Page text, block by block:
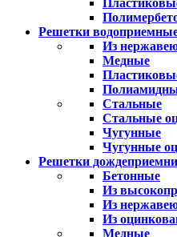
Решетки
Из
Медные
Стальные
Стальные
Чугунные
Чугунные
Решетки
Бетонные
Из
Из
Из
Медные